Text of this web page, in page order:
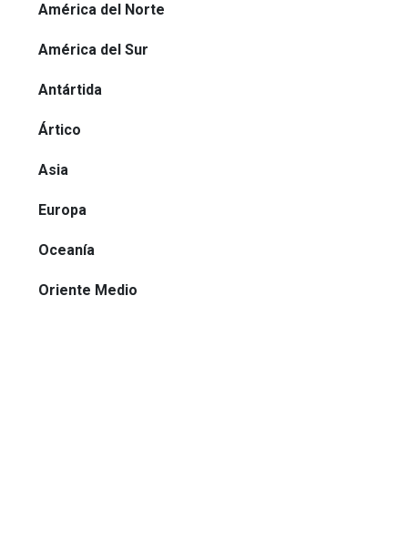
América del Norte
América del Sur
Antártida
Ártico
Asia
Europa
Oceanía
Oriente Medio